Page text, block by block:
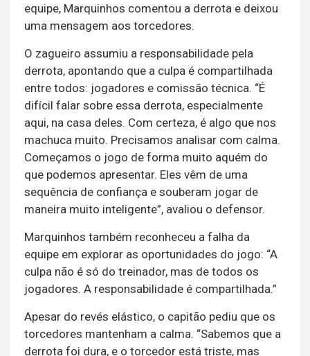
equipe, Marquinhos comentou a derrota e deixou
uma mensagem aos torcedores.
O zagueiro assumiu a responsabilidade pela
derrota, apontando que a culpa é compartilhada
entre todos: jogadores e comissão técnica. “É
difícil falar sobre essa derrota, especialmente
aqui, na casa deles. Com certeza, é algo que nos
machuca muito. Precisamos analisar com calma.
Começamos o jogo de forma muito aquém do
que podemos apresentar. Eles vêm de uma
sequência de confiança e souberam jogar de
maneira muito inteligente”, avaliou o defensor.
Marquinhos também reconheceu a falha da
equipe em explorar as oportunidades do jogo: “A
culpa não é só do treinador, mas de todos os
jogadores. A responsabilidade é compartilhada.”
Apesar do revés elástico, o capitão pediu que os
torcedores mantenham a calma. “Sabemos que a
derrota foi dura, e o torcedor está triste, mas